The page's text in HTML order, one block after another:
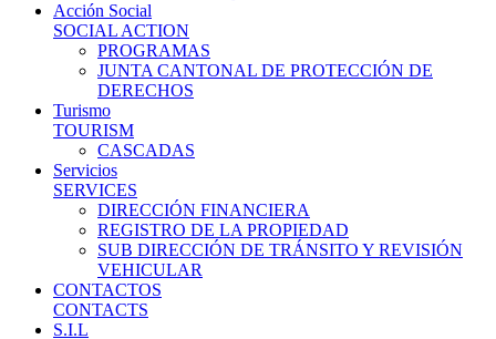
Acción Social
SOCIAL ACTION
PROGRAMAS
JUNTA CANTONAL DE PROTECCIÓN DE
DERECHOS
Turismo
TOURISM
CASCADAS
Servicios
SERVICES
DIRECCIÓN FINANCIERA
REGISTRO DE LA PROPIEDAD
SUB DIRECCIÓN DE TRÁNSITO Y REVISIÓN
VEHICULAR
CONTACTOS
CONTACTS
S.I.L